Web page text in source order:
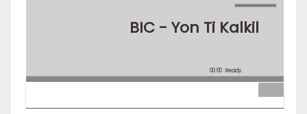
BIC - Yon Ti Kalkil
00:00 Ready